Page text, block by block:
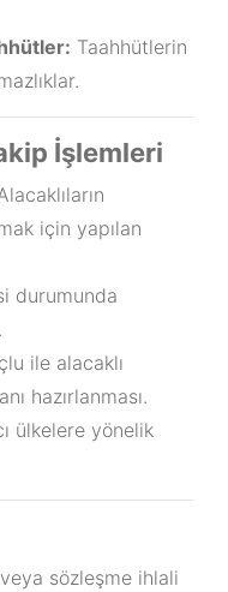
Taahhütlerin
İşlemleri
için yapılan
durumunda
ile alacaklı
hazırlanması.
ülkelere yönelik
sözleşme ihlali